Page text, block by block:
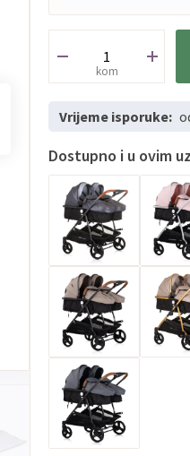
kom
Vrijeme isporuke:
Dostupno i u ovim